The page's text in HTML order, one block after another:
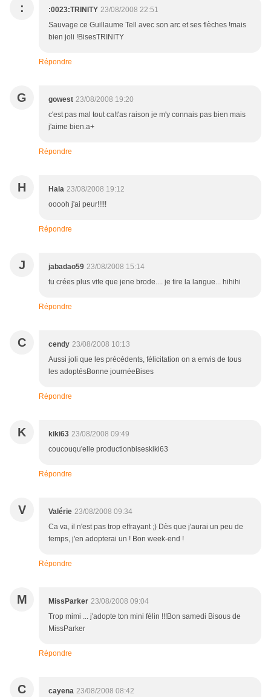
: :0023:TRINITY 23/08/2008 22:51
Sauvage ce Guillaume Tell avec son arc et ses flèches !mais
bien joli !BisesTRINITY
Répondre
G gowest 23/08/2008 19:20
c'est pas mal tout ca!t'as raison je m'y connais pas bien mais
j'aime bien.a+
Répondre
H Hala 23/08/2008 19:12
ooooh j'ai peur!!!!!
Répondre
J jabadao59 23/08/2008 15:14
tu crées plus vite que jene brode.... je tire la langue... hihihi
Répondre
C cendy 23/08/2008 10:13
Aussi joli que les précédents, félicitation on a envis de tous
les adoptésBonne journéeBises
Répondre
K kiki63 23/08/2008 09:49
coucouqu'elle productionbiseskiki63
Répondre
V Valérie 23/08/2008 09:34
Ca va, il n'est pas trop effrayant ;) Dès que j'aurai un peu de
temps, j'en adopterai un ! Bon week-end !
Répondre
M MissParker 23/08/2008 09:04
Trop mimi ... j'adopte ton mini félin !!!Bon samedi Bisous de
MissParker
Répondre
C cayena 23/08/2008 08:42